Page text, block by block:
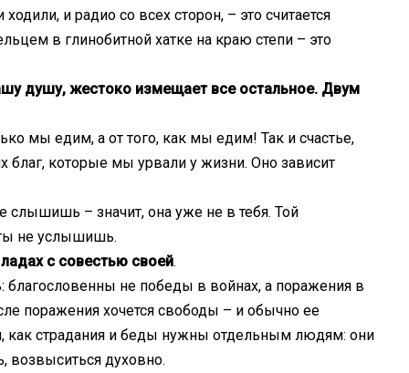
и радио со всех сторон, – это считается
в глинобитной хатке на краю степи – это
душу, жестоко измещает все остальное. Двум
мы едим, а от того, как мы едим! Так и счастье,
благ, которые мы урвали у жизни. Оно зависит
слышишь – значит, она уже не в тебя. Той
ты не услышишь.
с совестью своей.
благословенны не победы в войнах, а поражения в
поражения хочется свободы – и обычно ее
страдания и беды нужны отдельным людям: они
возвыситься духовно.